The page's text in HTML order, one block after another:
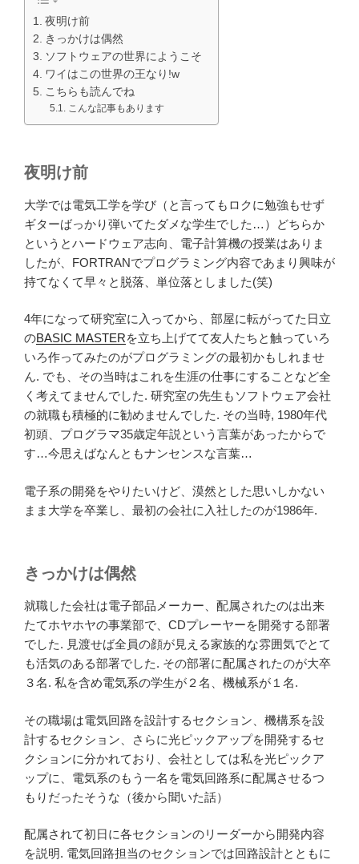
夜明け前
きっかけは偶然
ソフトウェアの世界にようこそ
ワイはこの世界の王なり!w
こちらも読んでね
こんな記事もあります
夜明け前
大学では電気工学を学び（と言ってもロクに勉強もせず
ギターばっかり弾いてたダメな学生でした…）どちらか
というとハードウェア志向、電子計算機の授業はありま
したが、FORTRANでプログラミング内容であまり興味が
持てなくて早々と脱落、単位落としました(笑)
4年になって研究室に入ってから、部屋に転がってた日立
のBASIC MASTERを立ち上げてて友人たちと触っていろ
いろ作ってみたのがプログラミングの最初かもしれませ
ん. でも、その当時はこれを生涯の仕事にすることなど全
く考えてませんでした. 研究室の先生もソフトウェア会社
の就職も積極的に勧めませんでした. その当時, 1980年代
初頭、プログラマ35歳定年説という言葉があったからで
す…今思えばなんともナンセンスな言葉…
電子系の開発をやりたいけど、漠然とした思いしかない
まま大学を卒業し、最初の会社に入社したのが1986年.
きっかけは偶然
就職した会社は電子部品メーカー、配属されたのは出来
たてホヤホヤの事業部で、CDプレーヤーを開発する部署
でした. 見渡せば全員の顔が見える家族的な雰囲気でとて
も活気のある部署でした. その部署に配属されたのが大卒
３名. 私を含め電気系の学生が２名、機械系が１名.
その職場は電気回路を設計するセクション、機構系を設
計するセクション、さらに光ピックアップを開発するセ
クションに分かれており、会社としては私を光ピックア
ップに、電気系のもう一名を電気回路系に配属させるつ
もりだったそうな（後から聞いた話）
配属されて初日に各セクションのリーダーから開発内容
を説明. 電気回路担当のセクションでは回路設計とともに